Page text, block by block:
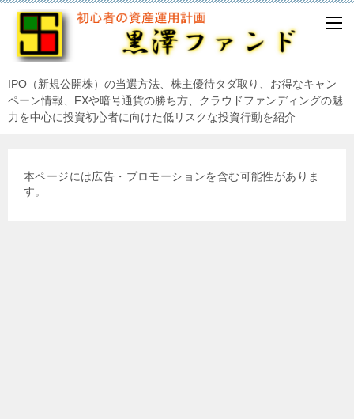
IPO（新規公開株）の当選方法、株主優待タダ取り、お得なキャン
ペーン情報、FXや暗号通貨の勝ち方、クラウドファンディングの魅
力を中心に投資初心者に向けた低リスクな投資行動を紹介
本ページには広告・プロモーションを含む可能性がありま
す。